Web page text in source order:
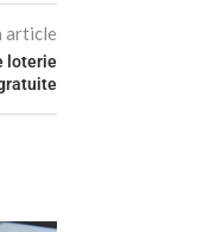
article
loterie